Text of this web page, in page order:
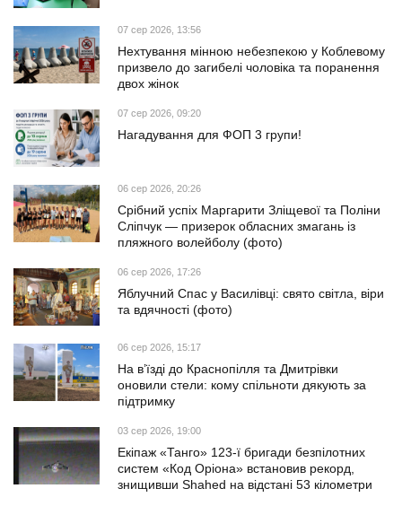
07 сер 2026, 13:56
Нехтування мінною небезпекою у Коблевому
призвело до загибелі чоловіка та поранення
двох жінок
07 сер 2026, 09:20
Нагадування для ФОП 3 групи!
06 сер 2026, 20:26
Срібний успіх Маргарити Зліщевої та Поліни
Сліпчук — призерок обласних змагань із
пляжного волейболу (фото)
06 сер 2026, 17:26
Яблучний Спас у Василівці: свято світла, віри
та вдячності (фото)
06 сер 2026, 15:17
На в’їзді до Краснопілля та Дмитрівки
оновили стели: кому спільноти дякують за
підтримку
03 сер 2026, 19:00
Екіпаж «Танго» 123-ї бригади безпілотних
систем «Код Оріона» встановив рекорд,
знищивши Shahed на відстані 53 кілометри